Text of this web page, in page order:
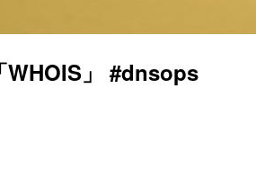
WHOIS」 #dnsops